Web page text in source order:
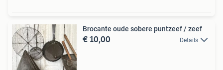
Brocante oude sobere puntzeef / zeef
€ 10,00 Details